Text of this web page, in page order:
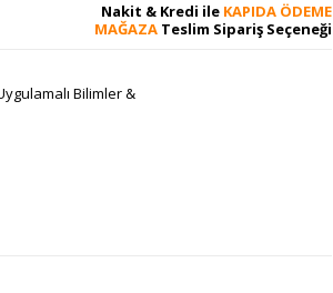
Nakit & Kredi ile KAPIDA ÖDEME
MAĞAZA Teslim Sipariş Seçeneği
Bilimler &